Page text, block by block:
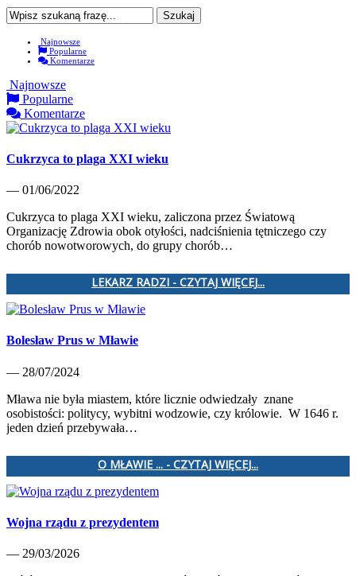
Najnowsze
Popularne
Komentarze
Najnowsze
Popularne
Komentarze
Cukrzyca to plaga XXI wieku
— 01/06/2022
Cukrzyca to plaga XXI wieku, zaliczona przez Światową
Organizację Zdrowia obok otyłości, nadciśnienia tętniczego czy
chorób nowotworowych, do grupy chorób…
LEKARZ RADZI - CZYTAJ WIĘCEJ...
Bolesław Prus w Mławie
— 28/07/2024
Mława nie była miastem, które licznie odwiedzały znane
osobistości: politycy, wybitni wodzowie, czy królowie. W 1646 r.
jeden dzień przebywała…
O MŁAWIE ... - CZYTAJ WIĘCEJ...
Wojna rządu z prezydentem
— 29/03/2026